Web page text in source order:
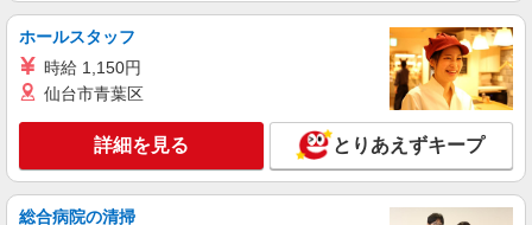
時給：1141円〜1200円 ※資格や経験などによ
詳細を見る
派遣社員
株式会社kotrio /●TK-H-1817679
高級シニアマンションで健康相談/見回りなど
ホールスタッフ
時給 1,150円
仙台市青葉区
詳細を見る とりあえずキープ
総合病院の清掃